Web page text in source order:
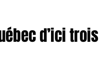
d’ici trois